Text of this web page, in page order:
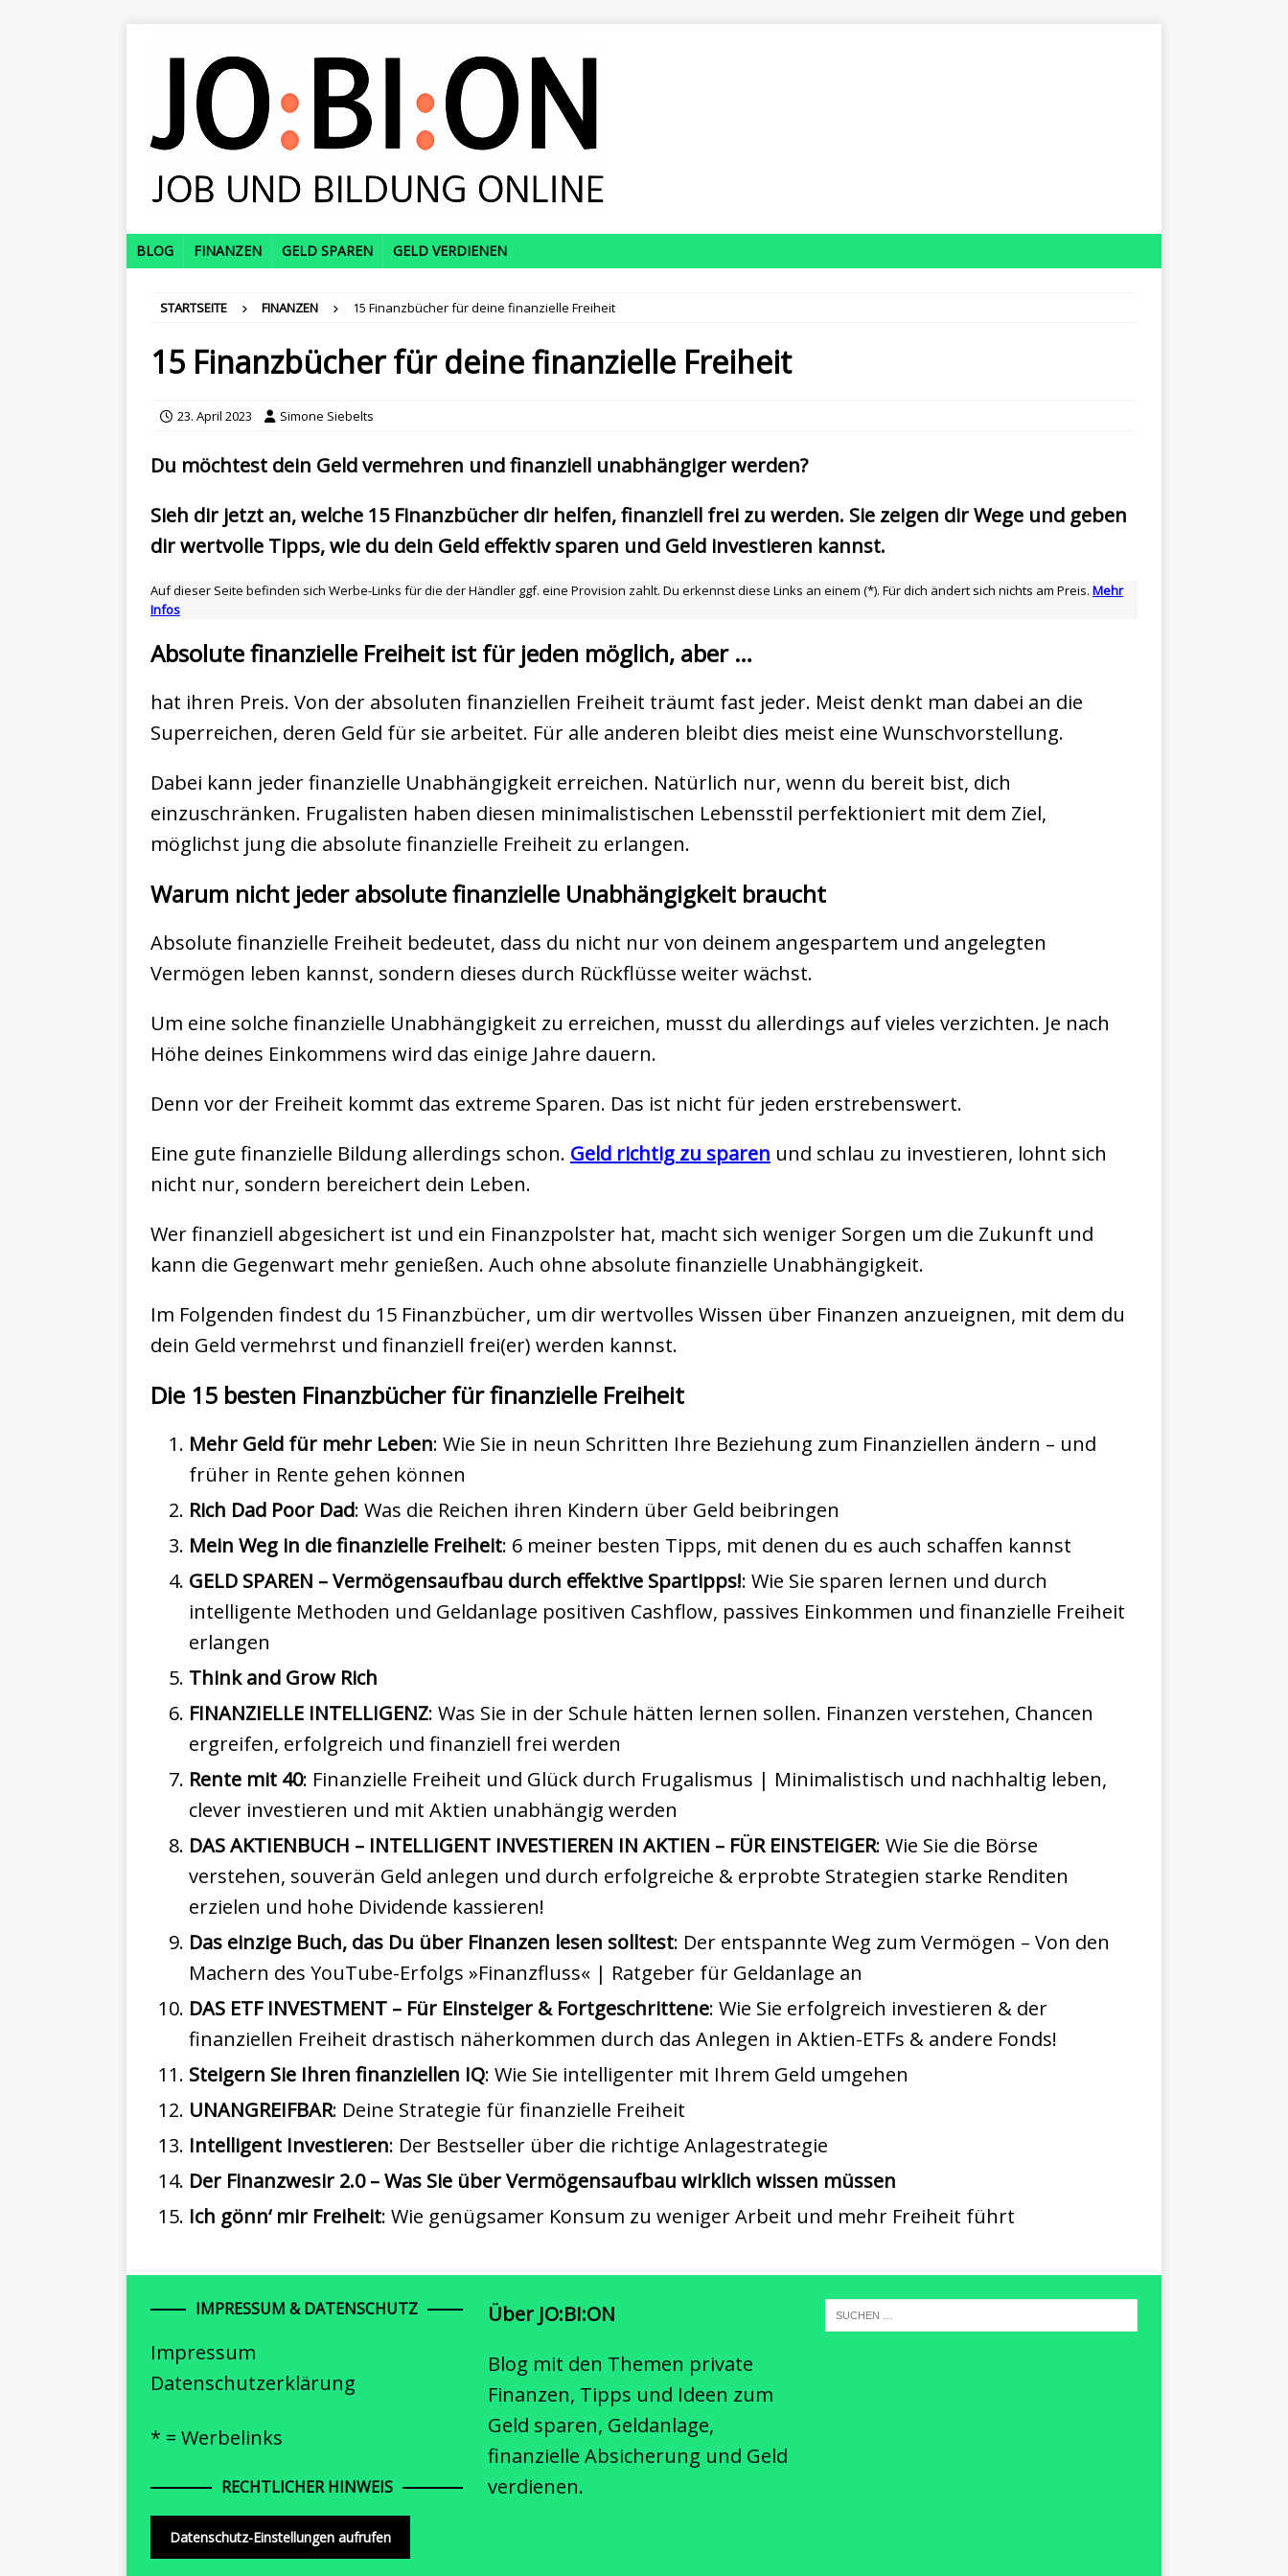
BLOG FINANZEN GELD SPAREN GELD VERDIENEN
STARTSEITE FINANZEN 15 Finanzbücher für deine finanzielle Freiheit
15 Finanzbücher für deine finanzielle Freiheit
23. April 2023 Simone Siebelts
Du möchtest dein Geld vermehren und finanziell unabhängiger werden?
Sieh dir jetzt an, welche 15 Finanzbücher dir helfen, finanziell frei zu werden. Sie zeigen dir Wege und geben
dir wertvolle Tipps, wie du dein Geld effektiv sparen und Geld investieren kannst.
Auf dieser Seite befinden sich Werbe-Links für die der Händler ggf. eine Provision zahlt. Du erkennst diese Links an einem (*). Für dich ändert sich nichts am Preis. Mehr
Infos
Absolute finanzielle Freiheit ist für jeden möglich, aber …
hat ihren Preis. Von der absoluten finanziellen Freiheit träumt fast jeder. Meist denkt man dabei an die
Superreichen, deren Geld für sie arbeitet. Für alle anderen bleibt dies meist eine Wunschvorstellung.
Dabei kann jeder finanzielle Unabhängigkeit erreichen. Natürlich nur, wenn du bereit bist, dich
einzuschränken. Frugalisten haben diesen minimalistischen Lebensstil perfektioniert mit dem Ziel,
möglichst jung die absolute finanzielle Freiheit zu erlangen.
Warum nicht jeder absolute finanzielle Unabhängigkeit braucht
Absolute finanzielle Freiheit bedeutet, dass du nicht nur von deinem angespartem und angelegten
Vermögen leben kannst, sondern dieses durch Rückflüsse weiter wächst.
Um eine solche finanzielle Unabhängigkeit zu erreichen, musst du allerdings auf vieles verzichten. Je nach
Höhe deines Einkommens wird das einige Jahre dauern.
Denn vor der Freiheit kommt das extreme Sparen. Das ist nicht für jeden erstrebenswert.
Eine gute finanzielle Bildung allerdings schon. Geld richtig zu sparen und schlau zu investieren, lohnt sich
nicht nur, sondern bereichert dein Leben.
Wer finanziell abgesichert ist und ein Finanzpolster hat, macht sich weniger Sorgen um die Zukunft und
kann die Gegenwart mehr genießen. Auch ohne absolute finanzielle Unabhängigkeit.
Im Folgenden findest du 15 Finanzbücher, um dir wertvolles Wissen über Finanzen anzueignen, mit dem du
dein Geld vermehrst und finanziell frei(er) werden kannst.
Die 15 besten Finanzbücher für finanzielle Freiheit
Mehr Geld für mehr Leben: Wie Sie in neun Schritten Ihre Beziehung zum Finanziellen ändern – und
früher in Rente gehen können
Rich Dad Poor Dad: Was die Reichen ihren Kindern über Geld beibringen
Mein Weg in die finanzielle Freiheit: 6 meiner besten Tipps, mit denen du es auch schaffen kannst
GELD SPAREN – Vermögensaufbau durch effektive Spartipps!: Wie Sie sparen lernen und durch
intelligente Methoden und Geldanlage positiven Cashflow, passives Einkommen und finanzielle Freiheit
erlangen
Think and Grow Rich
FINANZIELLE INTELLIGENZ: Was Sie in der Schule hätten lernen sollen. Finanzen verstehen, Chancen
ergreifen, erfolgreich und finanziell frei werden
Rente mit 40: Finanzielle Freiheit und Glück durch Frugalismus | Minimalistisch und nachhaltig leben,
clever investieren und mit Aktien unabhängig werden
DAS AKTIENBUCH – INTELLIGENT INVESTIEREN IN AKTIEN – FÜR EINSTEIGER: Wie Sie die Börse
verstehen, souverän Geld anlegen und durch erfolgreiche & erprobte Strategien starke Renditen
erzielen und hohe Dividende kassieren!
Das einzige Buch, das Du über Finanzen lesen solltest: Der entspannte Weg zum Vermögen – Von den
Machern des YouTube-Erfolgs »Finanzfluss« | Ratgeber für Geldanlage an
DAS ETF INVESTMENT – Für Einsteiger & Fortgeschrittene: Wie Sie erfolgreich investieren & der
finanziellen Freiheit drastisch näherkommen durch das Anlegen in Aktien-ETFs & andere Fonds!
Steigern Sie Ihren finanziellen IQ: Wie Sie intelligenter mit Ihrem Geld umgehen
UNANGREIFBAR: Deine Strategie für finanzielle Freiheit
Intelligent Investieren: Der Bestseller über die richtige Anlagestrategie
Der Finanzwesir 2.0 – Was Sie über Vermögensaufbau wirklich wissen müssen
Ich gönn‘ mir Freiheit: Wie genügsamer Konsum zu weniger Arbeit und mehr Freiheit führt
IMPRESSUM & DATENSCHUTZ
Impressum
Datenschutzerklärung
* = Werbelinks
RECHTLICHER HINWEIS
Datenschutz-Einstellungen aufrufen
Über JO:BI:ON
Blog mit den Themen private
Finanzen, Tipps und Ideen zum
Geld sparen, Geldanlage,
finanzielle Absicherung und Geld
verdienen.